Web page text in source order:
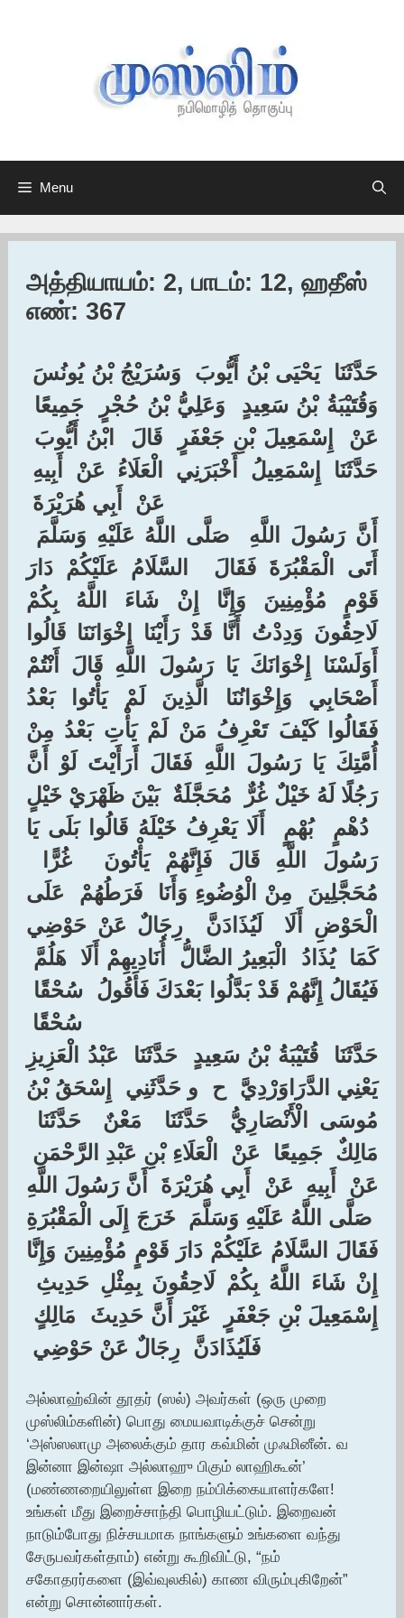
Menu
அத்தியாயம்: 2, பாடம்: 12, ஹதீஸ்
எண்: 367
حَدَّثَنَا ‏ ‏يَحْيَى بْنُ أَيُّوبَ ‏ ‏وَسُرَيْجُ بْنُ يُونُسَ ‏
‏وَقُتَيْبَةُ بْنُ سَعِيدٍ ‏ ‏وَعَلِيُّ بْنُ حُجْرٍ ‏ ‏جَمِيعًا ‏
‏عَنْ ‏ ‏إِسْمَعِيلَ بْنِ جَعْفَرٍ ‏ ‏قَالَ ‏ ‏ابْنُ أَيُّوبَ ‏
‏حَدَّثَنَا ‏ ‏إِسْمَعِيلُ ‏ ‏أَخْبَرَنِي ‏ ‏الْعَلَاءُ ‏ ‏عَنْ ‏ ‏أَبِيهِ ‏
‏عَنْ ‏ ‏أَبِي هُرَيْرَةَ ‏
‏أَنَّ رَسُولَ اللَّهِ ‏ ‏صَلَّى اللَّهُ عَلَيْهِ وَسَلَّمَ ‏
‏أَتَى الْمَقْبُرَةَ فَقَالَ ‏ ‏السَّلَامُ عَلَيْكُمْ دَارَ
قَوْمٍ مُؤْمِنِينَ وَإِنَّا إِنْ شَاءَ اللَّهُ بِكُمْ
لَاحِقُونَ وَدِدْتُ أَنَّا قَدْ رَأَيْنَا إِخْوَانَنَا قَالُوا
أَوَلَسْنَا إِخْوَانَكَ يَا رَسُولَ اللَّهِ قَالَ أَنْتُمْ
أَصْحَابِي وَإِخْوَانُنَا الَّذِينَ لَمْ يَأْتُوا بَعْدُ
فَقَالُوا كَيْفَ تَعْرِفُ مَنْ لَمْ يَأْتِ بَعْدُ مِنْ
أُمَّتِكَ يَا رَسُولَ اللَّهِ فَقَالَ أَرَأَيْتَ لَوْ أَنَّ
رَجُلًا لَهُ خَيْلٌ غُرٌّ ‏ ‏مُحَجَّلَةٌ ‏ ‏بَيْنَ ظَهْرَيْ خَيْلٍ
‏ ‏دُهْمٍ ‏ ‏بُهْمٍ ‏ ‏أَلَا يَعْرِفُ خَيْلَهُ قَالُوا بَلَى يَا
رَسُولَ اللَّهِ قَالَ فَإِنَّهُمْ يَأْتُونَ ‏ ‏غُرًّا ‏
‏مُحَجَّلِينَ ‏ ‏مِنْ الْوُضُوءِ وَأَنَا ‏ ‏فَرَطُهُمْ ‏ ‏عَلَى
الْحَوْضِ أَلَا ‏ ‏لَيُذَادَنَّ ‏ ‏رِجَالٌ عَنْ حَوْضِي
كَمَا ‏ ‏يُذَادُ ‏ ‏الْبَعِيرُ الضَّالُّ ‏ ‏أُنَادِيهِمْ أَلَا ‏ ‏هَلُمَّ ‏
‏فَيُقَالُ إِنَّهُمْ قَدْ بَدَّلُوا بَعْدَكَ فَأَقُولُ ‏ ‏سُحْقًا ‏
‏سُحْقًا ‏
‏حَدَّثَنَا ‏ ‏قُتَيْبَةُ بْنُ سَعِيدٍ ‏ ‏حَدَّثَنَا ‏ ‏عَبْدُ الْعَزِيزِ
يَعْنِي الدَّرَاوَرْدِيَّ ‏ ‏ح ‏ ‏و حَدَّثَنِي ‏ ‏إِسْحَقُ بْنُ
مُوسَى الْأَنْصَارِيُّ ‏ ‏حَدَّثَنَا ‏ ‏مَعْنٌ ‏ ‏حَدَّثَنَا ‏
‏مَالِكٌ ‏ ‏جَمِيعًا ‏ ‏عَنْ ‏ ‏الْعَلَاءِ بْنِ عَبْدِ الرَّحْمَنِ ‏
‏عَنْ ‏ ‏أَبِيهِ ‏ ‏عَنْ ‏ ‏أَبِي هُرَيْرَةَ ‏ ‏أَنَّ رَسُولَ اللَّهِ
‏ ‏صَلَّى اللَّهُ عَلَيْهِ وَسَلَّمَ ‏ ‏خَرَجَ إِلَى الْمَقْبُرَةِ
فَقَالَ السَّلَامُ عَلَيْكُمْ دَارَ قَوْمٍ مُؤْمِنِينَ وَإِنَّا
إِنْ شَاءَ اللَّهُ بِكُمْ لَاحِقُونَ بِمِثْلِ حَدِيثِ ‏
‏إِسْمَعِيلَ بْنِ جَعْفَرٍ ‏ ‏غَيْرَ أَنَّ حَدِيثَ ‏ ‏مَالِكٍ ‏
‏فَلَيُذَادَنَّ ‏ ‏رِجَالٌ عَنْ حَوْضِي ‏
அல்லாஹ்வின் தூதர் (ஸல்) அவர்கள் (ஒரு முறை
முஸ்லிம்களின்) பொது மையவாடிக்குச் சென்று
‘அஸ்ஸலாமு அலைக்கும் தார கவ்மின் முஃமினீன். வ
இன்னா இன்ஷா அல்லாஹு பிகும் லாஹிகூன்’
(மண்ணறையிலுள்ள இறை நம்பிக்கையாளர்களே!
உங்கள் மீது இறைச்சாந்தி பொழியட்டும். இறைவன்
நாடும்போது நிச்சயமாக நாங்களும் உங்களை வந்து
சேருபவர்கள்தாம்) என்று கூறிவிட்டு, “நம்
சகோதரர்களை (இவ்வுலகில்) காண விரும்புகிறேன்”
என்று சொன்னார்கள்.